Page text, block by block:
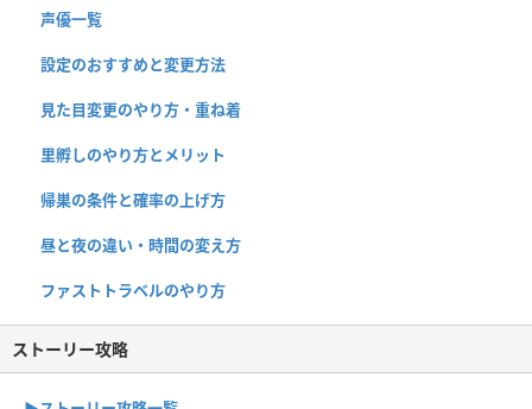
声優一覧
設定のおすすめと変更方法
見た目変更のやり方・重ね着
里孵しのやり方とメリット
帰巣の条件と確率の上げ方
昼と夜の違い・時間の変え方
ファストトラベルのやり方
ストーリー攻略